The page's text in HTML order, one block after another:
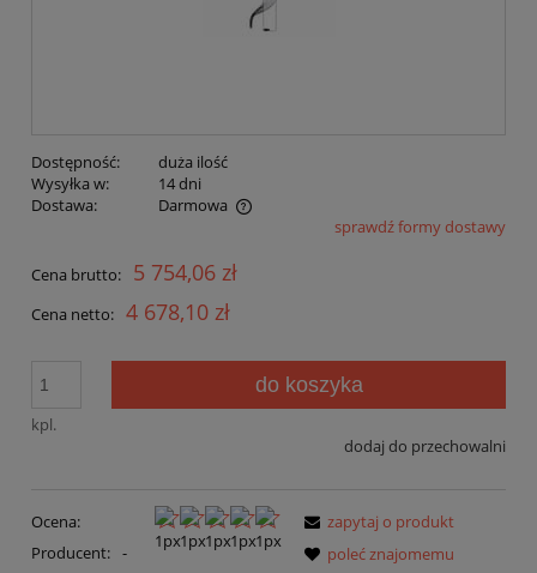
Dostępność:
duża ilość
Wysyłka w:
14 dni
Dostawa:
Darmowa
Cena nie zawiera ewentualnych kosztów płatnościsprawdź formy dostawy
Cena brutto: 5 754,06 zł
Cena netto: 4 678,10 zł
kpl.
do koszyka
dodaj do przechowalni
Ocena:
Producent: -
zapytaj o produkt
poleć znajomemu